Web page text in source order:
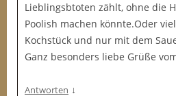
Lieblingsbtoten zählt, ohne die
Poolish machen könnte.Oder
Kochstück und nur mit dem
Ganz besonders liebe Grüße
Antworten ↓